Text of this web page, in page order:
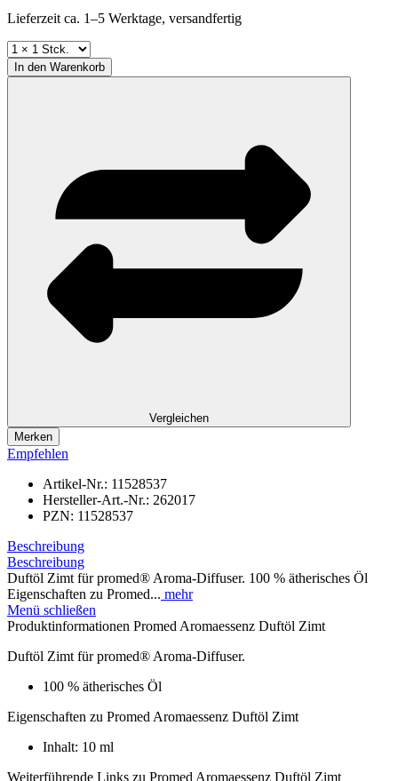
Lieferzeit ca. 1–5 Werktage, versandfertig
In den Warenkorb
Vergleichen
Merken
Empfehlen
Artikel-Nr.: 11528537
Hersteller-Art.-Nr.: 262017
PZN: 11528537
Beschreibung
Beschreibung
Duftöl Zimt für promed® Aroma-Diffuser. 100 % ätherisches Öl
Eigenschaften zu Promed... mehr
Menü schließen
Produktinformationen Promed Aromaessenz Duftöl Zimt
Duftöl Zimt für promed® Aroma-Diffuser.
100 % ätherisches Öl
Eigenschaften zu Promed Aromaessenz Duftöl Zimt
Inhalt: 10 ml
Weiterführende Links zu Promed Aromaessenz Duftöl Zimt